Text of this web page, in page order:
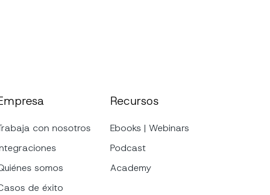
con nosotros
somos
de éxito
Recursos
Ebooks | Webinars
Podcast
Academy